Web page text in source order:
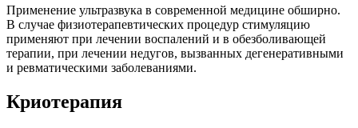
Применение ультразвука в современной медицине обширно.
В случае физиотерапевтических процедур стимуляцию
применяют при лечении воспалений и в обезболивающей
терапии, при лечении недугов, вызванных дегенеративными
и ревматическими заболеваниями.
Криотерапия